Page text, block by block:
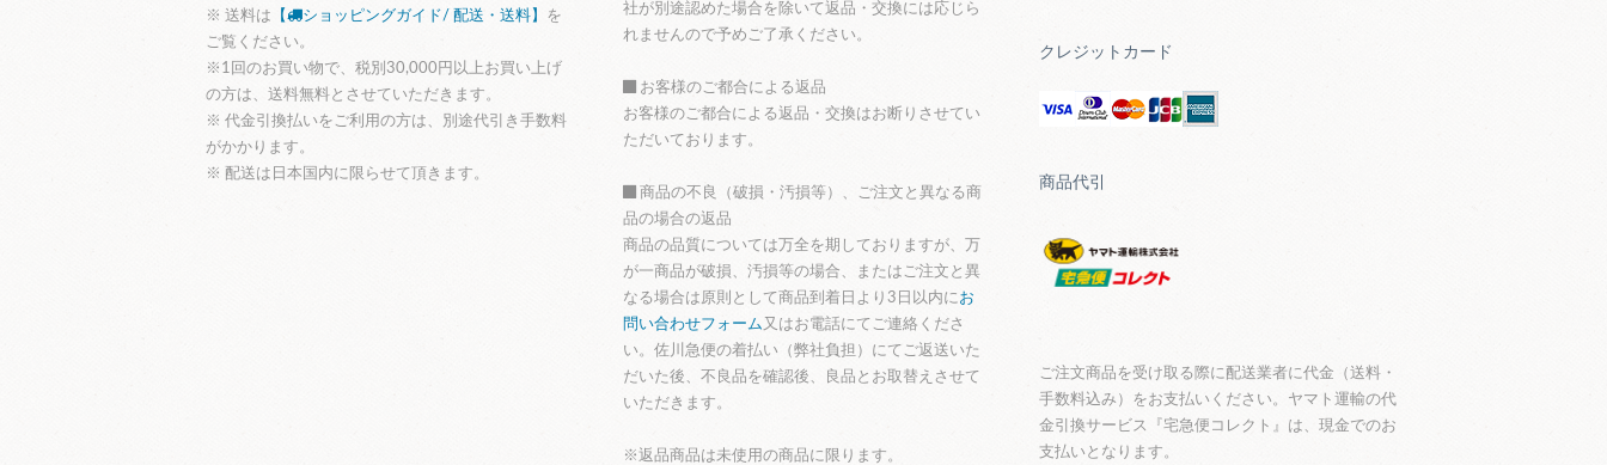
※ 送料は 【 ショッピングガイド/ 配送・送料】 を
ご覧ください。
※1回のお買い物で、税別30,000円以上お買い上げ
の方は、送料無料とさせていただきます。
※ 代金引換払いをご利用の方は、別途代引き手数料
がかかります。
※ 配送は日本国内に限らせて頂きます。
社が別途認めた場合を除いて返品・交換には応じら
れませんので予めご了承ください。
お客様のご都合による返品
お客様のご都合による返品・交換はお断りさせてい
ただいております。
商品の不良（破損・汚損等）、ご注文と異なる商
品の場合の返品
商品の品質については万全を期しておりますが、万
が一商品が破損、汚損等の場合、またはご注文と異
なる場合は原則として商品到着日より3日以内にお
問い合わせフォーム 又はお電話にてご連絡くださ
い。佐川急便の着払い（弊社負担）にてご返送いた
だいた後、不良品を確認後、良品とお取替えさせて
いただきます。
※返品商品は未使用の商品に限ります。
クレジットカード
商品代引
ご注文商品を受け取る際に配送業者に代金（送料・
手数料込み）をお支払いください。ヤマト運輸の代
金引換サービス『宅急便コレクト』は、現金でのお
支払いとなります。